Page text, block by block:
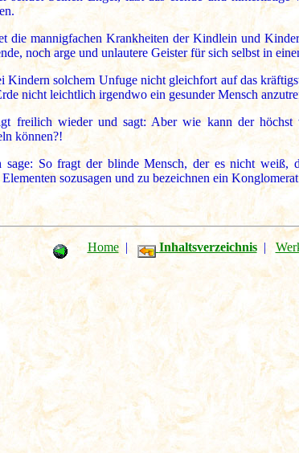
die mannigfachen Krankheiten der Kindlein und
noch arge und unlautere Geister für sich selbst in
Kindern solchem Unfuge nicht gleichfort auf das
nicht leichtlich irgendwo ein gesunder Mensch
freilich wieder und sagt: Aber wie kann der höchst
können?!
sage: So fragt der blinde Mensch, der es nicht weiß,
Elementen sozusagen und zu bezeichnen ein
Home| Inhaltsverzeichnis|